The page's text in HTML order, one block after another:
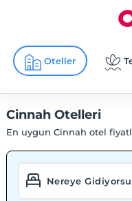
Oteller
Cinnah Otelleri
En uygun Cinnah otel